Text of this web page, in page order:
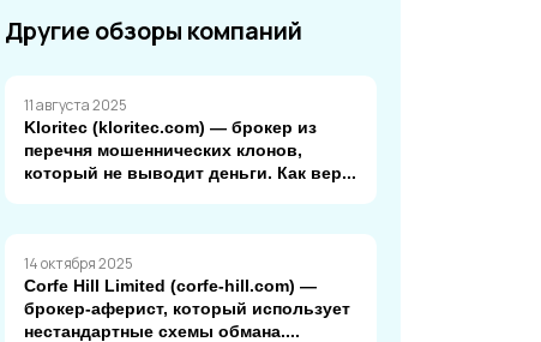
Другие обзоры компаний
11 августа 2025
Kloritec (kloritec.com) — брокер из
перечня мошеннических клонов,
который не выводит деньги. Как вер...
14 октября 2025
Corfe Hill Limited (corfe-hill.com) —
брокер-аферист, который использует
нестандартные схемы обмана....